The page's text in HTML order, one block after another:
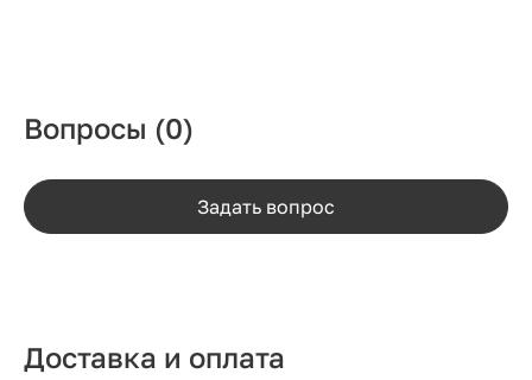
Вопросы (0)
Задать вопрос
Доставка и оплата